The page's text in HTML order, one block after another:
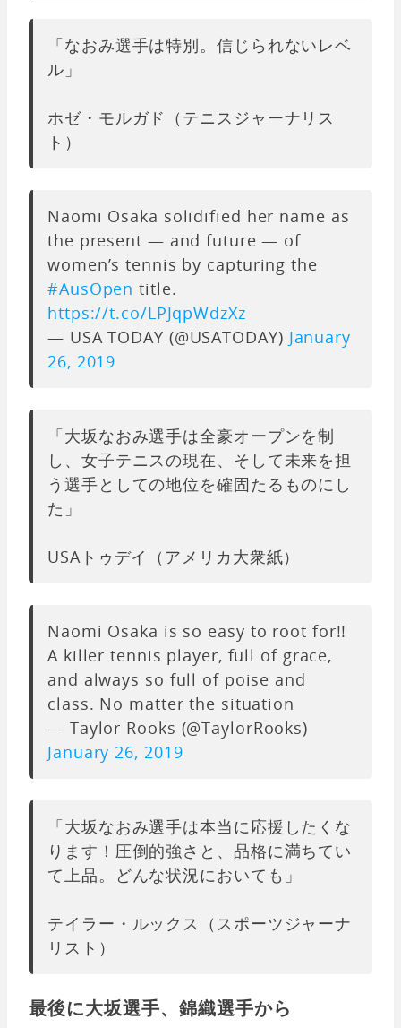
「なおみ選手は特別。信じられないレベ
ル」
ホゼ・モルガド（テニスジャーナリス
ト）
Naomi Osaka solidified her name as
the present — and future — of
women’s tennis by capturing the
#AusOpen title.
https://t.co/LPJqpWdzXz
— USA TODAY (@USATODAY) January
26, 2019
「大坂なおみ選手は全豪オープンを制
し、女子テニスの現在、そして未来を担
う選手としての地位を確固たるものにし
た」
USAトゥデイ（アメリカ大衆紙）
Naomi Osaka is so easy to root for!!
A killer tennis player, full of grace,
and always so full of poise and
class. No matter the situation
— Taylor Rooks (@TaylorRooks)
January 26, 2019
「大坂なおみ選手は本当に応援したくな
ります！圧倒的強さと、品格に満ちてい
て上品。どんな状況においても」
テイラー・ルックス（スポーツジャーナ
リスト）
最後に大坂選手、錦織選手から